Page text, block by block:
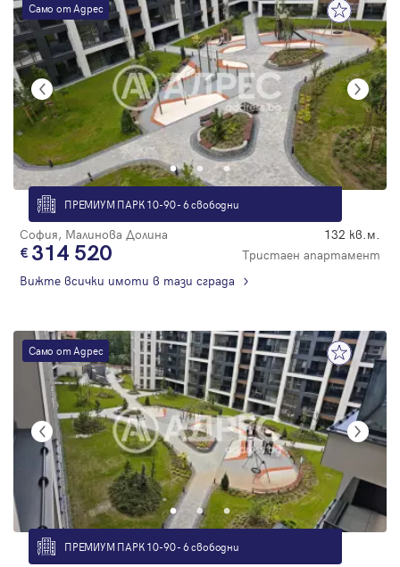
Само от Адрес
ПРЕМИУМ ПАРК 10-90 - 6 свободни
София, Малинова Долина 132 кв.м.
314 520
Тристаен апартамент
Вижте всички имоти в тази сграда
Само от Адрес
ПРЕМИУМ ПАРК 10-90 - 6 свободни